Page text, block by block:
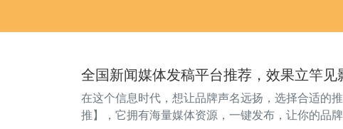
全国新闻媒体发稿平台推荐，效果立竿见
在这个信息时代，想让品牌声名远扬，选择合适
推】，它拥有海量媒体资源，一键发布，让你的品